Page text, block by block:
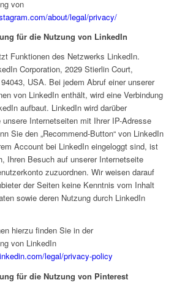
von
about/legal/privacy/
für die Nutzung von LinkedIn
Funktionen des Netzwerks LinkedIn.
Corporation, 2029 Stierlin Court,
USA. Bei jedem Abruf einer unserer
von LinkedIn enthält, wird eine Verbindung
aufbaut. LinkedIn wird darüber
Internetseiten mit Ihrer IP-Adresse
Sie den „Recommend-Button“ von LinkedIn
Account bei LinkedIn eingeloggt sind, ist
Ihren Besuch auf unserer Internetseite
zuzuordnen. Wir weisen darauf
der Seiten keine Kenntnis vom Inhalt
sowie deren Nutzung durch LinkedIn
hierzu finden Sie in der
von LinkedIn
legal/privacy-policy
für die Nutzung von Pinterest